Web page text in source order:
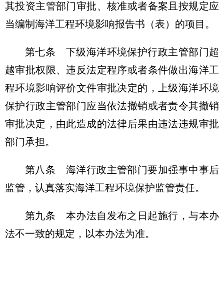
其投资主管部门审批、核准或者备案且按规定应
当编制海洋工程环境影响报告书（表）的项目。
第七条 下级海洋环境保护行政主管部门超
越审批权限、违反法定程序或者条件做出海洋工
程环境影响评价文件审批决定的，上级海洋环境
保护行政主管部门应当依法撤销或者责令其撤销
审批决定，由此造成的法律后果由违法违规审批
部门承担。
第八条 海洋行政主管部门要加强事中事后
监管，认真落实海洋工程环境保护监管责任。
第九条 本办法自发布之日起施行，与本办
法不一致的规定，以本办法为准。